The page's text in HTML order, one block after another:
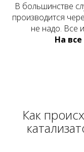
В большинстве
производится
не надо. Все
На
Как